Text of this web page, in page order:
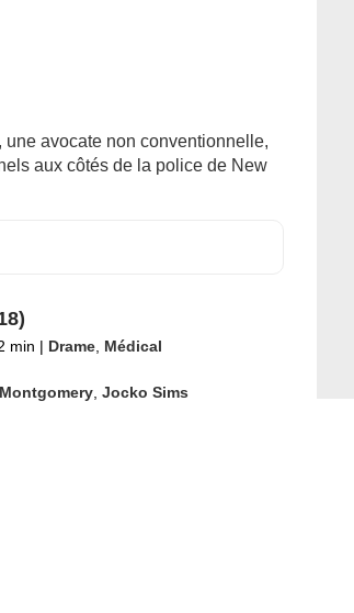
avocate non conventionnelle,
aux côtés de la police de New
min | Drame, Médical
, Jocko Sims